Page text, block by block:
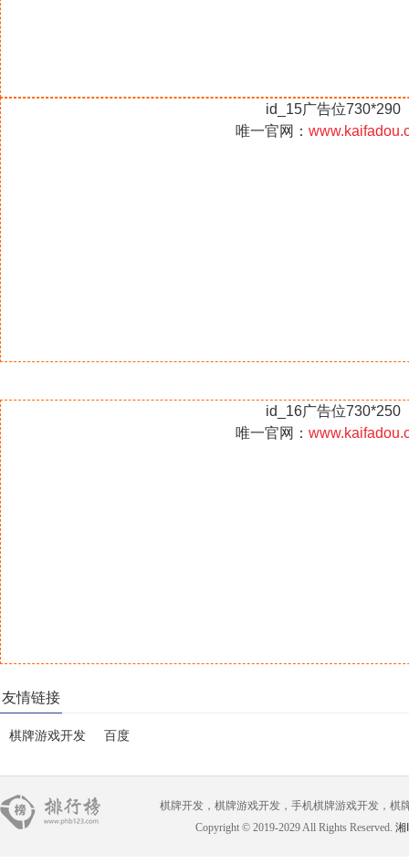
id_15广告位730*290
唯一官网：
id_16广告位730*250
唯一官网：
友情链接
棋牌游戏开发 百度
棋牌开发，棋牌游戏开发，手机棋牌游戏开发，棋
Copyright © 2019-2029 All Rights Reserved. 湘